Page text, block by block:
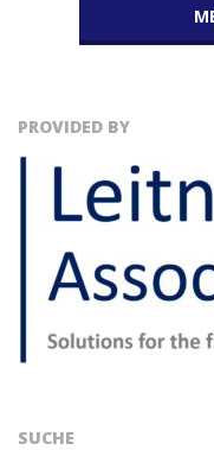
PROVIDED BY
SUCHE